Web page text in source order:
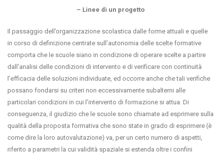
– Linee di un progetto
Il passaggio dell’organizzazione scolastica dalle forme attuali e quelle
in corso di definizione centrate sull’autonomia delle scelte formative
comporta che le scuole siano in condizione di operare scelte a partire
dall’analisi delle condizioni di intervento e di verificare con continuità
l’efficacia delle soluzioni individuate, ed occorre anche che tali verifiche
possano fondarsi su criteri non eccessivamente subalterni alle
particolari condizioni in cui l’intervento di formazione si attua. Di
conseguenza, il giudizio che le scuole sono chiamate ad esprimere sulla
qualità della proposta formativa che sono state in grado di esprimere (è
come dire la loro autovalutazione) va, per un certo numero di aspetti,
riferito a parametri la cui validità spaziale si estenda oltre i confini